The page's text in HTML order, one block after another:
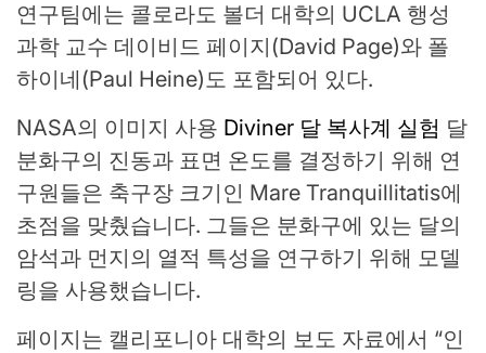
연구팀에는 콜로라도 볼더 대학의 UCLA 행성
과학 교수 데이비드 페이지(David Page)와 폴
하이네(Paul Heine)도 포함되어 있다.
NASA의 이미지 사용 Diviner 달 복사계 실험 달
분화구의 진동과 표면 온도를 결정하기 위해 연
구원들은 축구장 크기인 Mare Tranquillitatis에
초점을 맞췄습니다. 그들은 분화구에 있는 달의
암석과 먼지의 열적 특성을 연구하기 위해 모델
링을 사용했습니다.
페이지는 캘리포니아 대학의 보도 자료에서 “인